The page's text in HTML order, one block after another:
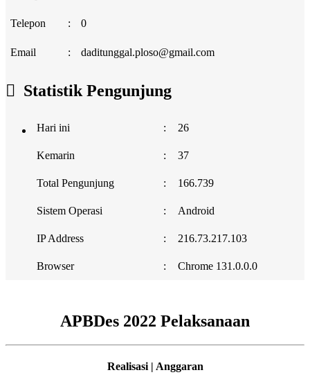
Telepon : 0
Email : daditunggal.ploso@gmail.com
Statistik Pengunjung
Hari ini : 26
Kemarin : 37
Total Pengunjung : 166.739
Sistem Operasi : Android
IP Address : 216.73.217.103
Browser : Chrome 131.0.0.0
APBDes 2022 Pelaksanaan
Realisasi | Anggaran